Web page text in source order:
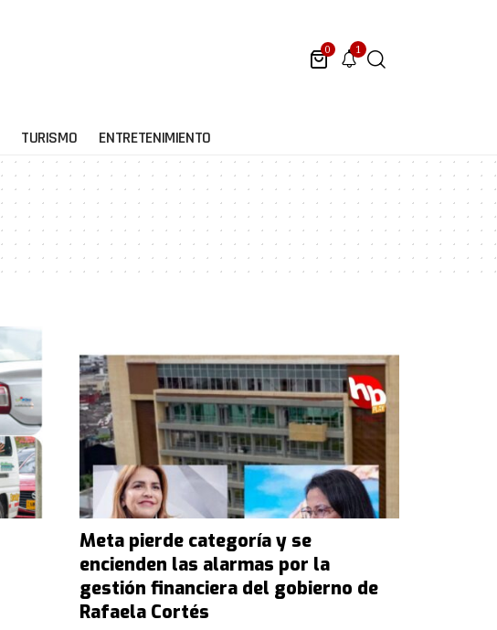
0 1
TURISMO ENTRETENIMIENTO
Meta pierde categoría y se
encienden las alarmas por la
gestión financiera del gobierno de
Rafaela Cortés